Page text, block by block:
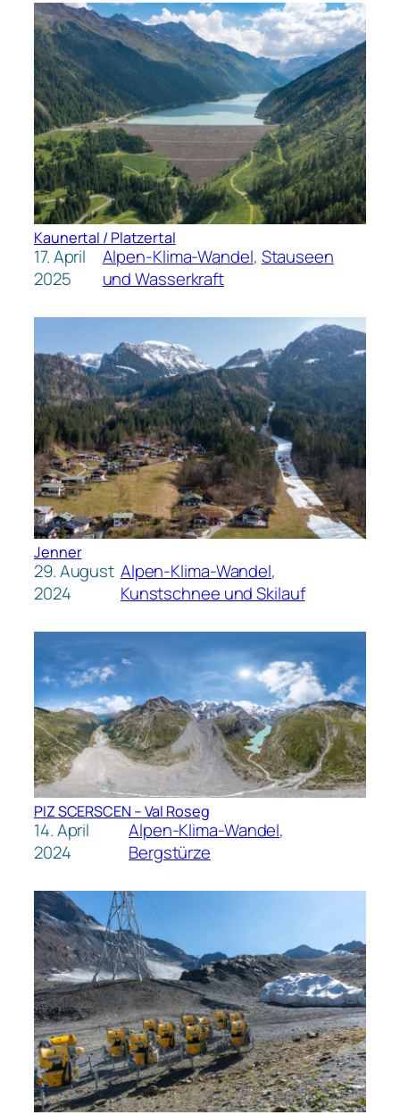
Kaunertal / Platzertal
17. April
2025
Alpen-Klima-Wandel, Stauseen
und Wasserkraft
Jenner
29. August
2024
Alpen-Klima-Wandel
Kunstschnee und Skilauf
PIZ SCERSCEN – Val Roseg
14. April
2024
Alpen-Klima-Wandel
Bergstürze